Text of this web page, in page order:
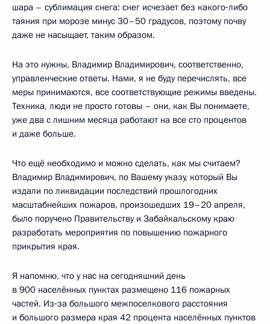
шара – сублимация снега: снег исчезает без какого‑либо
таяния при морозе минус 30–50 градусов, поэтому почву
даже не насыщает, таким образом.
На это нужны, Владимир Владимирович, соответственно,
управленческие ответы. Нами, я не буду перечислять, все
меры принимаются, все соответствующие режимы введены.
Техника, люди не просто готовы – они, как Вы понимаете,
уже два с лишним месяца работают на все сто процентов
и даже больше.
Что ещё необходимо и можно сделать, как мы считаем?
Владимир Владимирович, по Вашему указу, который Вы
издали по ликвидации последствий прошлогодних
масштабнейших пожаров, произошедших 19–20 апреля,
было поручено Правительству и Забайкальскому краю
разработать мероприятия по повышению пожарного
прикрытия края.
Я напомню, что у нас на сегодняшний день
в 900 населённых пунктах размещено 116 пожарных
частей. Из‑за большого межпоселкового расстояния
и большого размера края 42 процента населённых пунктов